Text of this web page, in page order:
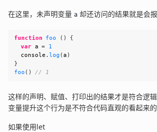
在这里，未声明变量 a 却还访问的结果就是会报
function foo ( )
{
var a =
1
console .log (a )
}
foo ( ) // 1
这样的声明、赋值、打印出的结果才是符合逻
变量提升这个行为是不符合代码直观的看起来的
如果使用let